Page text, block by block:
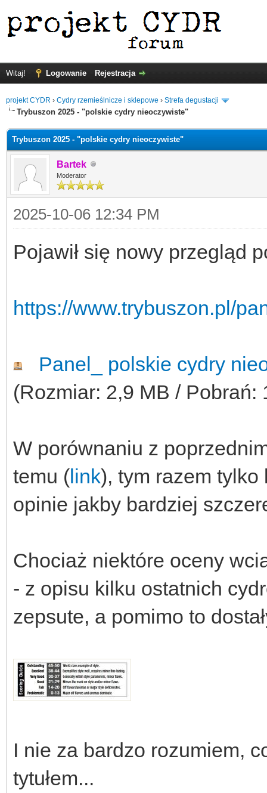
Witaj! Logowanie Rejestracja
projekt CYDR › Cydry rzemieślnicze i sklepowe › Strefa degustacji
Trybuszon 2025 - "polskie cydry nieoczywiste"
Trybuszon 2025 - "polskie cydry nieoczywiste"
Bartek
Moderator
2025-10-06 12:34 PM
Pojawił się nowy przegląd
https://www.trybuszon.pl/
Panel_ polskie cydry
(Rozmiar: 2,9 MB / Pobrań:
W porównaniu z
temu (link), tym razem
opinie jakby bardziej
Chociaż niektóre oceny
- z opisu kilku ostatnich
zepsute, a pomimo to
I nie za bardzo rozumiem,
tytułem...